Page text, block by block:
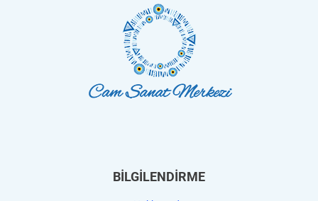
BİLGİLENDİRME